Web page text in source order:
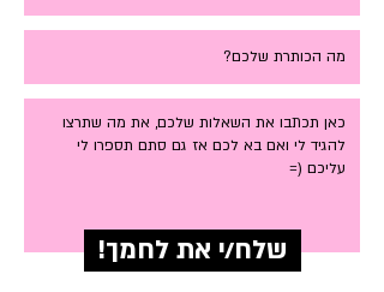
!שלח/י את לחמך